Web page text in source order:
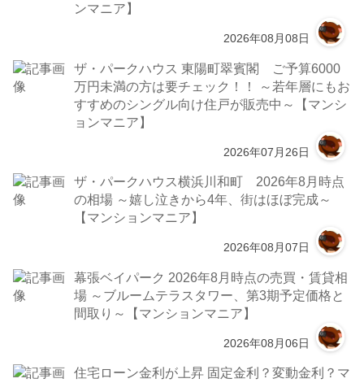
ンマニア】
2026年08月08日
ザ・パークハウス 東陽町翠賓閣 ご予算6000
万円未満の方は要チェック！！ ～若年層にもお
すすめのシングル向け住戸が販売中～【マンシ
ョンマニア】
2026年07月26日
ザ・パークハウス横浜川和町 2026年8月時点
の相場 ～嬉し泣きから4年、街はほぼ完成～
【マンションマニア】
2026年08月07日
幕張ベイパーク 2026年8月時点の売買・賃貸相
場 ～ブルームテラスタワー、第3期予定価格と
間取り～【マンションマニア】
2026年08月06日
住宅ローン金利が上昇 固定金利？変動金利？マ